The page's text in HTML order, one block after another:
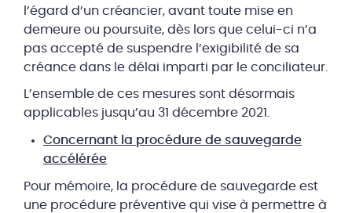
l’égard d’un créancier, avant toute mise en
demeure ou poursuite, dès lors que celui-ci n’a
pas accepté de suspendre l’exigibilité de sa
créance dans le délai imparti par le conciliateur.
L’ensemble de ces mesures sont désormais
applicables jusqu’au 31 décembre 2021.
Concernant la procédure de sauvegarde
accélérée
Pour mémoire, la procédure de sauvegarde est
une procédure préventive qui vise à permettre à